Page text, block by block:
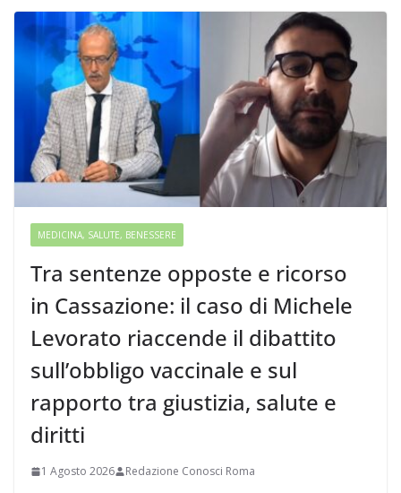
MEDICINA, SALUTE, BENESSERE
Tra sentenze opposte e ricorso
in Cassazione: il caso di Michele
Levorato riaccende il dibattito
sull’obbligo vaccinale e sul
rapporto tra giustizia, salute e
diritti
1 Agosto 2026 Redazione Conosci Roma